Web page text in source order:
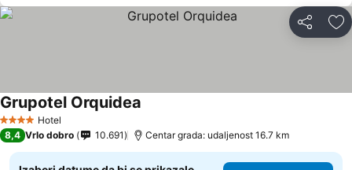
Deli
4 ZvezdiceHotel
Grupotel Orquidea
8,4 Vrlo dobro 10.691 Centar grada: udaljenost 16.7 km